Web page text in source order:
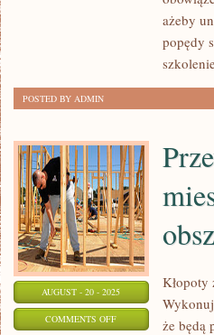
PIEPRZOWY
LUB
TEŻ
ażeby
popędy
POSTED BY ADMIN
AUGUST - 20 - 2025
COMMENTS OFFON
Kłopoty
że będą